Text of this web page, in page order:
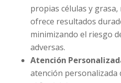
propias células y
ofrece resultados
minimizando el riesgo
adversas.
Atención
atención personalizada